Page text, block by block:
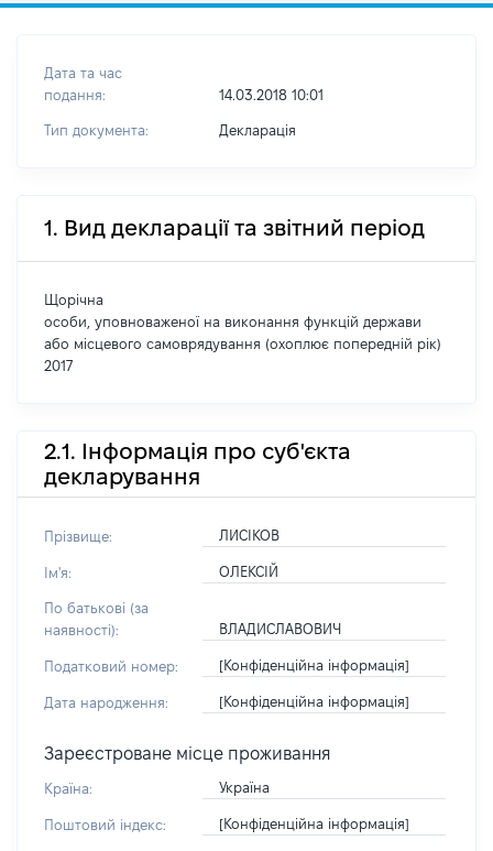
Дата та час
подання:
14.03.2018 10:01
Тип документа: Декларація
1. Вид декларації та звітний період
Щорічна
особи, уповноваженої на виконання функцій держави
або місцевого самоврядування (охоплює попередній рік)
2017
2.1. Інформація про суб'єкта
декларування
Прізвище: ЛИСІКОВ
Ім'я: ОЛЕКСІЙ
По батькові (за
наявності):
ВЛАДИСЛАВОВИЧ
Податковий номер: [Конфіденційна інформація]
Дата народження: [Конфіденційна інформація]
Зареєстроване місце проживання
Країна: Україна
Поштовий індекс: [Конфіденційна інформація]